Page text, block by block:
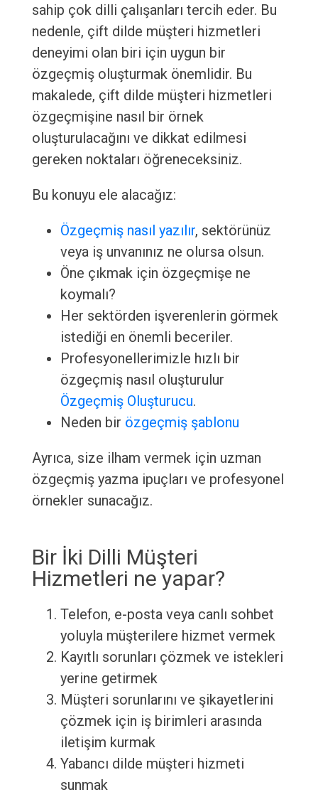
sahip çok dilli çalışanları tercih eder. Bu
nedenle, çift dilde müşteri hizmetleri
deneyimi olan biri için uygun bir
özgeçmiş oluşturmak önemlidir. Bu
makalede, çift dilde müşteri hizmetleri
özgeçmişine nasıl bir örnek
oluşturulacağını ve dikkat edilmesi
gereken noktaları öğreneceksiniz.
Bu konuyu ele alacağız:
Özgeçmiş nasıl yazılır, sektörünüz
veya iş unvanınız ne olursa olsun.
Öne çıkmak için özgeçmişe ne
koymalı?
Her sektörden işverenlerin görmek
istediği en önemli beceriler.
Profesyonellerimizle hızlı bir
özgeçmiş nasıl oluşturulur
Özgeçmiş Oluşturucu.
Neden bir özgeçmiş şablonu
Ayrıca, size ilham vermek için uzman
özgeçmiş yazma ipuçları ve profesyonel
örnekler sunacağız.
Bir İki Dilli Müşteri
Hizmetleri ne yapar?
Telefon, e-posta veya canlı sohbet
yoluyla müşterilere hizmet vermek
Kayıtlı sorunları çözmek ve istekleri
yerine getirmek
Müşteri sorunlarını ve şikayetlerini
çözmek için iş birimleri arasında
iletişim kurmak
Yabancı dilde müşteri hizmeti
sunmak